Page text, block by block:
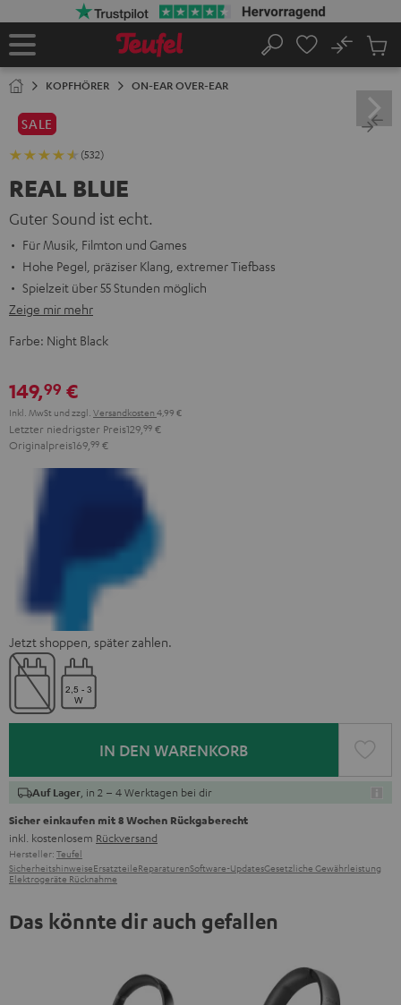
Startseite
Suche
No
KOPFHÖRER ON-EAR OVER-EAR
SALE
(532)
REAL BLUE
Guter Sound ist echt.
Für Musik, Filmton und Games
Hohe Pegel, präziser Klang, extremer Tiefbass
Spielzeit über 55 Stunden möglich
Zeige mir mehr
Farbe: Night Black
149,99 €
Inkl. MwSt und zzgl. Versandkosten 4,99 €
Letzter niedrigster Preis129, 99 €
Originalpreis169, 99 €
Jetzt shoppen, später zahlen.
IN DEN WARENKORB
Auf Lager , in 2 – 4 Werktagen bei dir
Sicher einkaufen mit 8 Wochen Rückgaberecht
inkl. kostenlosem Rückversand
Hersteller: Teufel
SicherheitshinweiseErsatzteileReparaturenSoftware-UpdatesGesetzliche Gewährleistung
Elektrogeräte Rücknahme
Das könnte dir auch gefallen